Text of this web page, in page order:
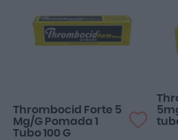
Lo utilizo sobre todo para
la circulación de las
Thrombocid Forte 5
Mg/G Pomada 1
Tubo 100 G